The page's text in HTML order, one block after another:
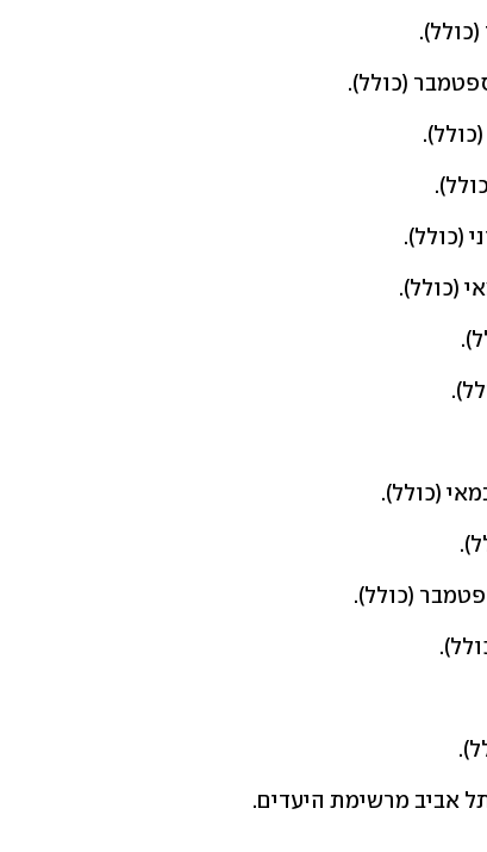
אביב מרשימת היעדים.